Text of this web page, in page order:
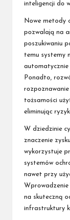
inteligencji do
Nowe metody
pozwalają na
poszukiwaniu
temu systemy
automatycznie
Ponadto,
tożsamości
eliminując
W dziedzinie
znaczenie
wykorzystuje
systemów
nawet przy
na skuteczną
infrastruktury